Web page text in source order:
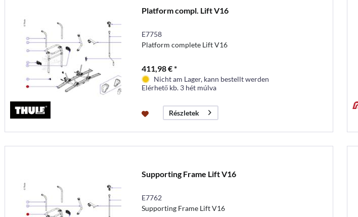
Platform compl. Lift V16
E7758
Platform complete Lift V16
411,98 € *
Nicht am Lager, kann bestellt werden
Elérhető kb. 3 hét múlva
Részletek
Supporting Frame Lift V16
E7762
Supporting Frame Lift V16